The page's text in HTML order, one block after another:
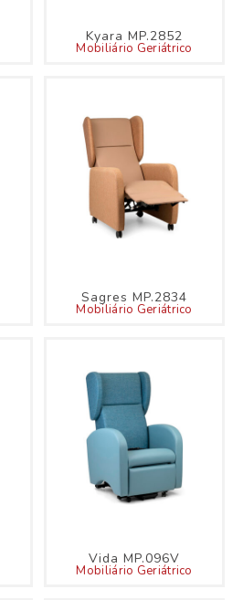
Kyara MP.2852
Mobiliário Geriátrico
Sagres MP.2834
Mobiliário Geriátrico
Vida MP.096V
Mobiliário Geriátrico